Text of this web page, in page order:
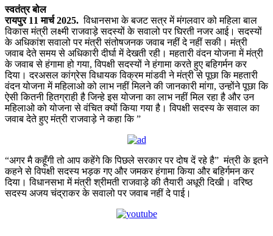
Share
स्वतंत्र बोल
रायपुर 11 मार्च 2025. विधानसभा के बजट सत्र में मंगलवार को महिला बाल
विकास मंत्री लक्ष्मी राजवाड़े सदस्यों के सवालो पर घिरती नजर आई। सदस्यों
के अधिकांश सवालो पर मंत्री संतोषजनक जवाब नहीं दे नहीं सकी। मंत्री
जवाब देते समय से अधिकारी दीर्घा में देखती रही। महतारी वंदन योजना में मंत्री
के जवाब से हंगामा हो गया, विपक्षी सदस्यों ने हंगामा करते हुए बहिगर्मन कर
दिया। दरअसल कांग्रेस विधायक विक्रम मांडवी ने मंत्री से पूछा कि महतारी
वंदन योजना में महिलाओ को लाभ नहीं मिलने की जानकारी मांगा, उन्होंने पूछा कि
ऐसी कितनी हितग्राही है जिन्हे इस योजना का लाभ नहीं मिल रहा है और उन
महिलाओ को योजना से वंचित क्यों किया गया है। विपक्षी सदस्य के सवाल का
जवाब देते हुए मंत्री राजवाड़े ने कहा कि ”
“अगर मै कहूँगी तो आप कहेंगे कि पिछले सरकार पर दोष दें रहे है” मंत्री के इतने
कहने से विपक्षी सदस्य भड़क गए और जमकर हंगामा किया और बहिर्गमन कर
दिया। विधानसभा में मंत्री श्रीमती राजवाड़े की तैयारी अधूरी दिखी। वरिष्ठ
सदस्य अजय चंद्राकर के सवालो पर जवाब नहीं दे पाई।